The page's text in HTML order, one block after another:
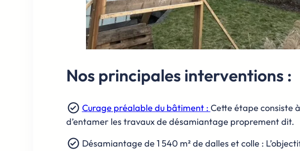
Nos principales interventions :
Curage préalable du bâtiment : Cette étape consiste
d’entamer les travaux de désamiantage proprement dit.
Désamiantage de 1 540 m² de dalles et colle :